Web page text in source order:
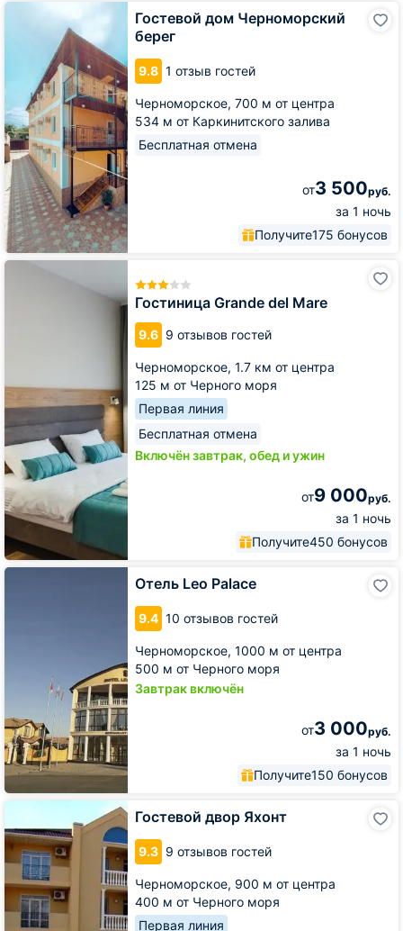
Гостевой дом Черноморский
берег
9.8 1 отзыв гостей
Черноморское, 700 м от центра
534 м от Каркинитского залива
Бесплатная отмена
от3 500руб.
за 1 ночь
Получите175 бонусов
Гостевой
Черноморский
Гостиница Grande del Mare
9.6 9 отзывов гостей
Черноморское, 1.7 км от центра
125 м от Черного моря
Первая линия
Бесплатная отмена
Включён завтрак, обед и ужин
от9 000руб.
за 1 ночь
Получите450 бонусов
Гостиница
Отель Leo Palace
9.4 10 отзывов гостей
Черноморское, 1000 м от центра
500 м от Черного моря
Завтрак включён
от3 000руб.
за 1 ночь
Получите150 бонусов
Отель
Гостевой двор Яхонт
9.3 9 отзывов гостей
Черноморское, 900 м от центра
400 м от Черного моря
Первая линия
Яхонт